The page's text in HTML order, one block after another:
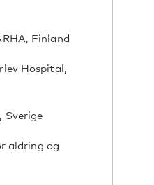
Finland
Hospital,
Sverige
aldring og